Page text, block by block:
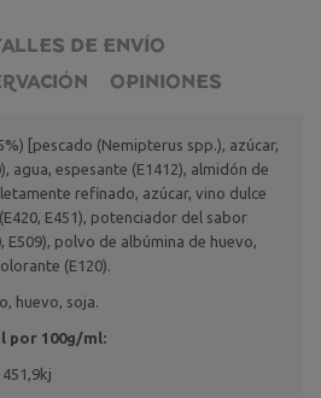
DE ENVÍO
OPINIONES
[pescado (Nemipterus spp.), azúcar,
agua, espesante (E1412), almidón de
refinado, azúcar, vino dulce
E451), potenciador del sabor
E509), polvo de albúmina de huevo,
(E120).
huevo, soja.
por 100g/ml: